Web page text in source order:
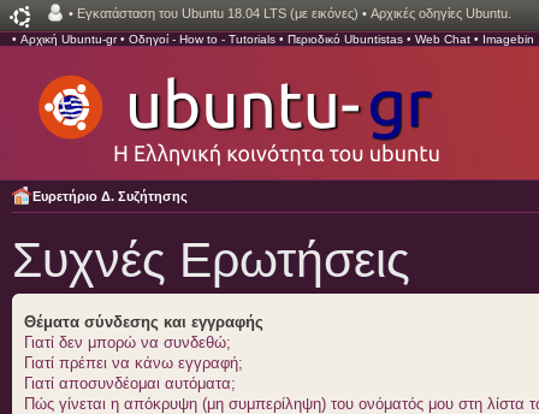
• Εγκατάσταση του Ubuntu 18.04 LTS (με εικόνες) • Αρχικές οδηγίες Ubuntu.
• Αρχική Ubuntu-gr• Οδηγοί - How to - Tutorials • Περιοδικό Ubuntistas • Web Chat • Imagebin
Ευρετήριο Δ. Συζήτησης
Συχνές Ερωτήσεις
Θέματα σύνδεσης και εγγραφής
Γιατί δεν μπορώ να συνδεθώ;
Γιατί πρέπει να κάνω εγγραφή;
Γιατί αποσυνδέομαι αυτόματα;
Πώς γίνεται η απόκρυψη (μη συμπερίληψη) του ονόματός μου στη λίστα